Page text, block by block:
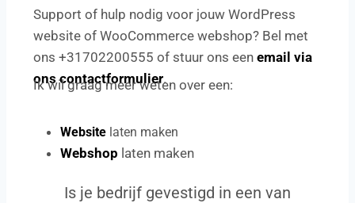
Support of hulp nodig voor jouw WordPress
website of WooCommerce webshop? Bel met
ons +31702200555 of stuur ons een email via
ons contactformulier.
Ik wil graag meer weten over een:
Website laten maken
Webshop laten maken
Is je bedrijf gevestigd in een van